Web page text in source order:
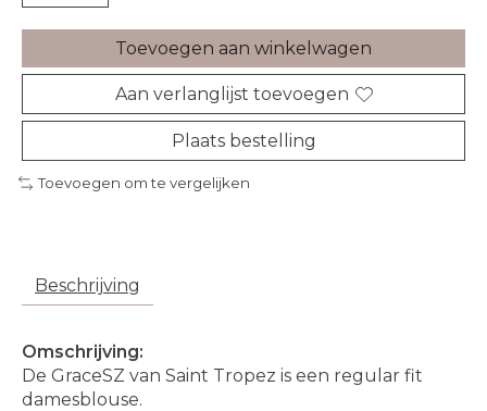
Toevoegen aan winkelwagen
Aan verlanglijst toevoegen
Plaats bestelling
Toevoegen om te vergelijken
Beschrijving
Omschrijving:
De GraceSZ van Saint Tropez is een regular fit
damesblouse.